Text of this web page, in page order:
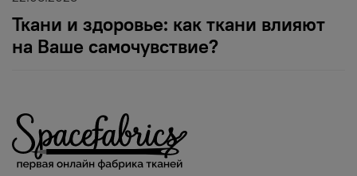
Ткани и здоровье: как ткани влияют
на Ваше самочувствие?